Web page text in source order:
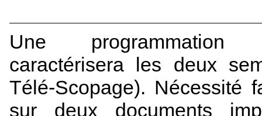
Une programmation
caractérisera les deux
Télé-Scopage). Nécessité
sur deux documents